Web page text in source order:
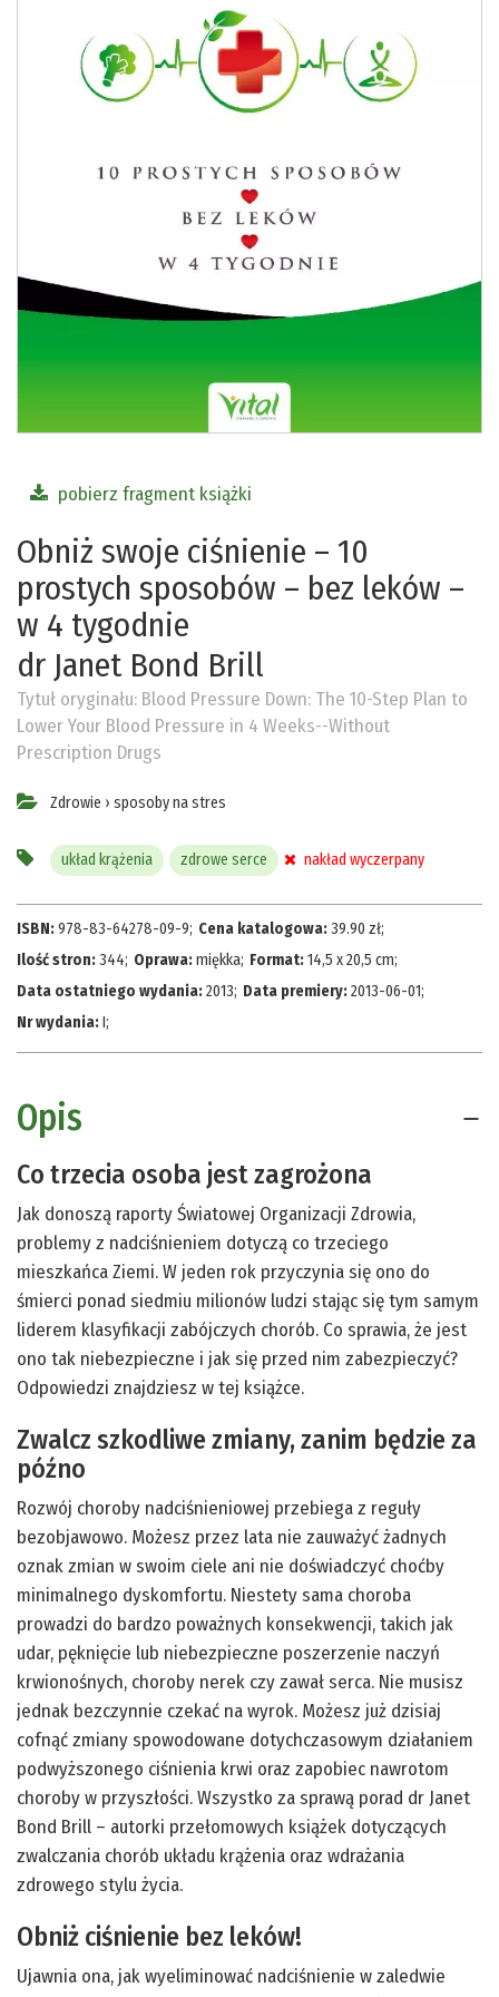
pobierz fragment książki
Obniż swoje ciśnienie – 10
prostych sposobów – bez leków –
w 4 tygodnie
dr Janet Bond Brill
Tytuł oryginału: Blood Pressure Down: The 10-Step Plan to
Lower Your Blood Pressure in 4 Weeks--Without
Prescription Drugs
Zdrowie › sposoby na stres
układ krążenia zdrowe serce nakład wyczerpany
ISBN:978-83-64278-09-9; Cena katalogowa:39.90 zł;
Ilość stron:344; Oprawa:miękka; Format:14,5 x 20,5 cm;
Data ostatniego wydania:2013; Data premiery:2013-06-01;
Nr wydania:I;
Opis
Co trzecia osoba jest zagrożona
Jak donoszą raporty Światowej Organizacji Zdrowia,
problemy z nadciśnieniem dotyczą co trzeciego
mieszkańca Ziemi. W jeden rok przyczynia się ono do
śmierci ponad siedmiu milionów ludzi stając się tym samym
liderem klasyfikacji zabójczych chorób. Co sprawia, że jest
ono tak niebezpieczne i jak się przed nim zabezpieczyć?
Odpowiedzi znajdziesz w tej książce.
Zwalcz szkodliwe zmiany, zanim będzie za
późno
Rozwój choroby nadciśnieniowej przebiega z reguły
bezobjawowo. Możesz przez lata nie zauważyć żadnych
oznak zmian w swoim ciele ani nie doświadczyć choćby
minimalnego dyskomfortu. Niestety sama choroba
prowadzi do bardzo poważnych konsekwencji, takich jak
udar, pęknięcie lub niebezpieczne poszerzenie naczyń
krwionośnych, choroby nerek czy zawał serca. Nie musisz
jednak bezczynnie czekać na wyrok. Możesz już dzisiaj
cofnąć zmiany spowodowane dotychczasowym działaniem
podwyższonego ciśnienia krwi oraz zapobiec nawrotom
choroby w przyszłości. Wszystko za sprawą porad dr Janet
Bond Brill – autorki przełomowych książek dotyczących
zwalczania chorób układu krążenia oraz wdrażania
zdrowego stylu życia.
Obniż ciśnienie bez leków!
Ujawnia ona, jak wyeliminować nadciśnienie w zaledwie